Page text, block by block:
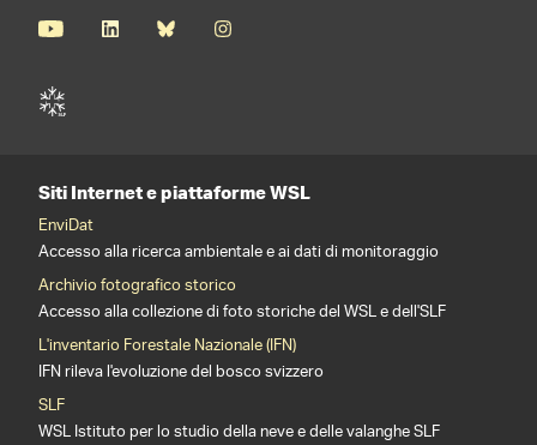
Siti Internet e piattaforme WSL
EnviDat
Accesso alla ricerca ambientale e ai dati di monitoraggio
Archivio fotografico storico
Accesso alla collezione di foto storiche del WSL e dell'SLF
L'inventario Forestale Nazionale (IFN)
IFN rileva l'evoluzione del bosco svizzero
SLF
WSL Istituto per lo studio della neve e delle valanghe SLF